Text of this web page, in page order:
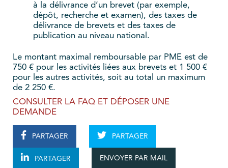
à la délivrance d’un brevet (par exemple,
dépôt, recherche et examen), des taxes de
délivrance de brevets et des taxes de
publication au niveau national.
Le montant maximal remboursable par PME est de
750 € pour les activités liées aux brevets et 1 500 €
pour les autres activités, soit au total un maximum
de 2 250 €.
CONSULTER LA FAQ ET DÉPOSER UNE
DEMANDE
PARTAGER PARTAGER
PARTAGER ENVOYER PAR MAIL